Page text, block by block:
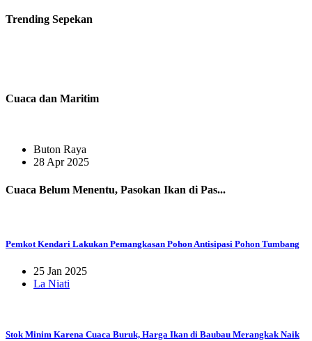
Trending Sepekan
Cuaca dan Maritim
Buton Raya
28 Apr 2025
Cuaca Belum Menentu, Pasokan Ikan di Pas...
Pemkot Kendari Lakukan Pemangkasan Pohon Antisipasi Pohon Tumbang
25 Jan 2025
La Niati
Stok Minim Karena Cuaca Buruk, Harga Ikan di Baubau Merangkak Naik